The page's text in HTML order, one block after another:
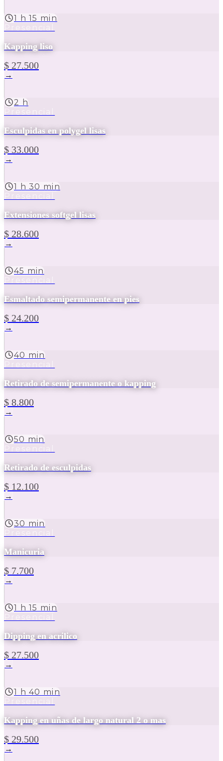
1 h 15 min
Kapping liso
$ 27.500
→
2 h
Esculpidas en polygel lisas
$ 33.000
→
1 h 30 min
Extensiones softgel lisas
$ 28.600
→
45 min
Esmaltado semipermanente en pies
$ 24.200
→
40 min
Retirado de semipermanente o kapping
$ 8.800
→
50 min
Retirado de esculpidas
$ 12.100
→
30 min
Manicuria
$ 7.700
→
1 h 15 min
Dipping en acrilico
$ 27.500
→
1 h 40 min
Kapping en uñas de largo natural 2 o mas
$ 29.500
→